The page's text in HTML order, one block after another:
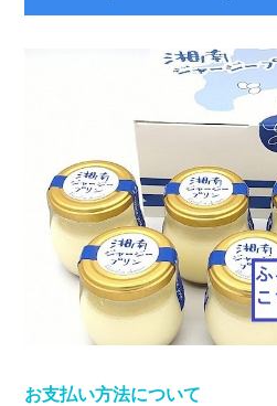
お支払い方法について